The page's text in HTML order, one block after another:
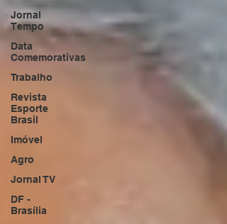
Jornal
Tempo
Data
Comemorativas
Trabalho
Revista
Esporte
Brasil
Imóvel
Agro
Jornal TV
DF -
Brasília